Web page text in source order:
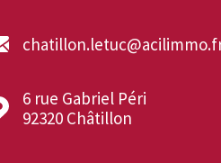
6 rue Gabriel Péri
92320
Châtillon